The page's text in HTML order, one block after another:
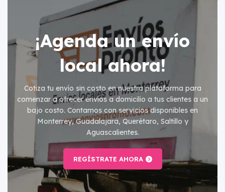
¡Agenda un envío
local ahora!
Cotiza tu envío sin costo en nuestra plataforma para
comenzar a ofrecer envíos a domicilio a tus clientes a un
bajo costo. Contamos con servicios disponibles en
Monterrey, Guadalajara, Querétaro, Saltillo y
Aguascalientes.
REGÍSTRATE AHORA